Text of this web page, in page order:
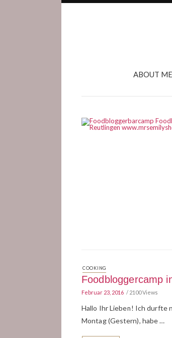
ABOUT ME
COOKING
Foodbloggercamp
Februar 23, 2016 2100 Views
Hallo Ihr Lieben! Ich durfte
Montag (Gestern), habe …